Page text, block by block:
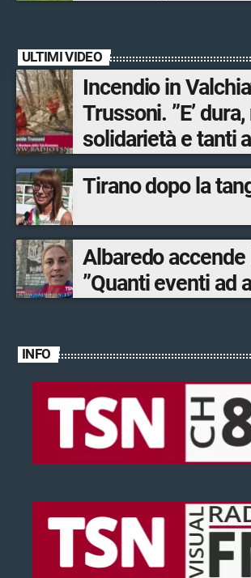
ULTIMI VIDEO
Incendio in
Trussoni. ”E’
solidarietà e tanti
Tirano dopo la
Albaredo accende
”Quanti eventi ad
INFO